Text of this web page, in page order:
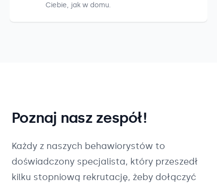
Ciebie, jak w domu.
Poznaj nasz zespół!
Każdy z naszych behawiorystów to
doświadczony specjalista, który przeszedł
kilku stopniową rekrutację, żeby dołączyć